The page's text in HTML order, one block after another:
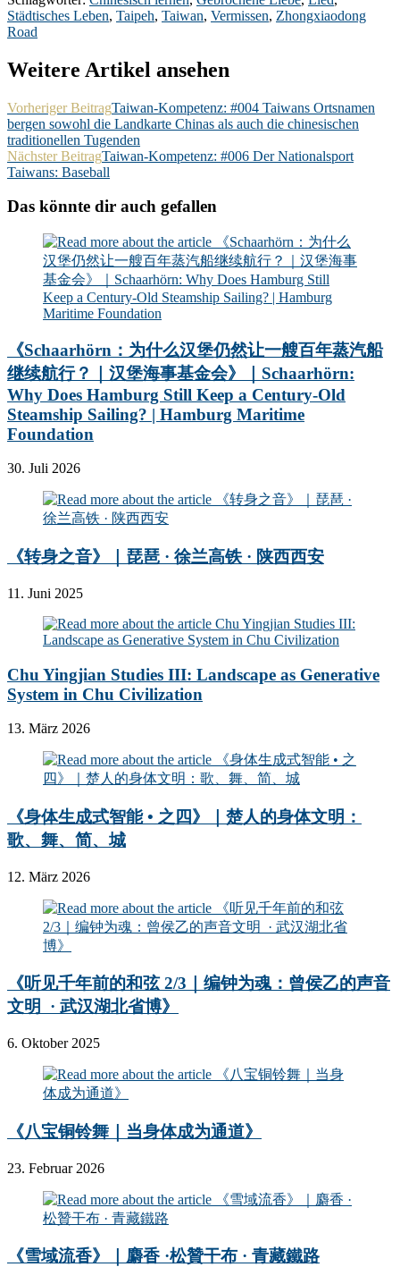
Städtisches Leben, Taipeh, Taiwan, Vermissen, Zhongxiaodong
Road
Weitere Artikel ansehen
Vorheriger BeitragTaiwan-Kompetenz: #004 Taiwans Ortsnamen
bergen sowohl die Landkarte Chinas als auch die chinesischen
traditionellen Tugenden
Nächster BeitragTaiwan-Kompetenz: #006 Der Nationalsport
Taiwans: Baseball
Das könnte dir auch gefallen
《Schaarhörn：为什么汉堡仍然让一艘百年蒸汽船
继续航行？｜汉堡海事基金会》｜Schaarhörn:
Why Does Hamburg Still Keep a Century-Old
Steamship Sailing? | Hamburg Maritime
Foundation
30. Juli 2026
《转身之音》｜琵琶 · 徐兰高铁 · 陕西西安
11. Juni 2025
Chu Yingjian Studies III: Landscape as Generative
System in Chu Civilization
13. März 2026
《身体生成式智能 • 之四》｜楚人的身体文明：
歌、舞、简、城
12. März 2026
《听见千年前的和弦 2/3｜编钟为魂：曾侯乙的声音
文明 · 武汉湖北省博》
6. Oktober 2025
《八宝铜铃舞｜当身体成为通道》
23. Februar 2026
《雪域流香》｜麝香 ·松贊干布 · 青藏鐵路